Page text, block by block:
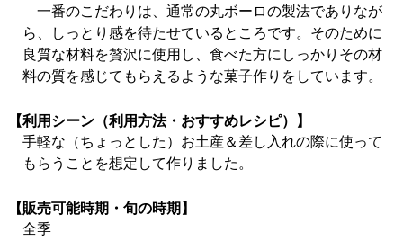
一番のこだわりは、通常の丸ボーロの製法でありなが
ら、しっとり感を待たせているところです。そのために
良質な材料を贅沢に使用し、食べた方にしっかりその材
料の質を感じてもらえるような菓子作りをしています。
【利用シーン（利用方法・おすすめレシピ）】
手軽な（ちょっとした）お土産＆差し入れの際に使って
もらうことを想定して作りました。
【販売可能時期・旬の時期】
全季